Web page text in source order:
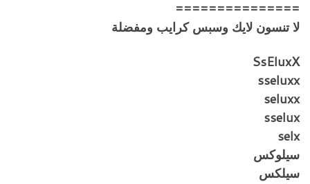
===============
لا تنسون لايك وسبس كرايب ومفضلة
SsEluxX
sseluxx
seluxx
sselux
selx
سيلوكس
سيلكس